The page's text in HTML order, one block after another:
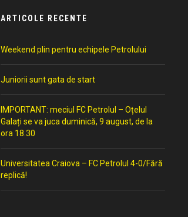
ARTICOLE RECENTE
Weekend plin pentru echipele Petrolului
Juniorii sunt gata de start
IMPORTANT: meciul FC Petrolul – Oțelul
Galați se va juca duminică, 9 august, de la
ora 18.30
Universitatea Craiova – FC Petrolul 4-0/Fără
replică!